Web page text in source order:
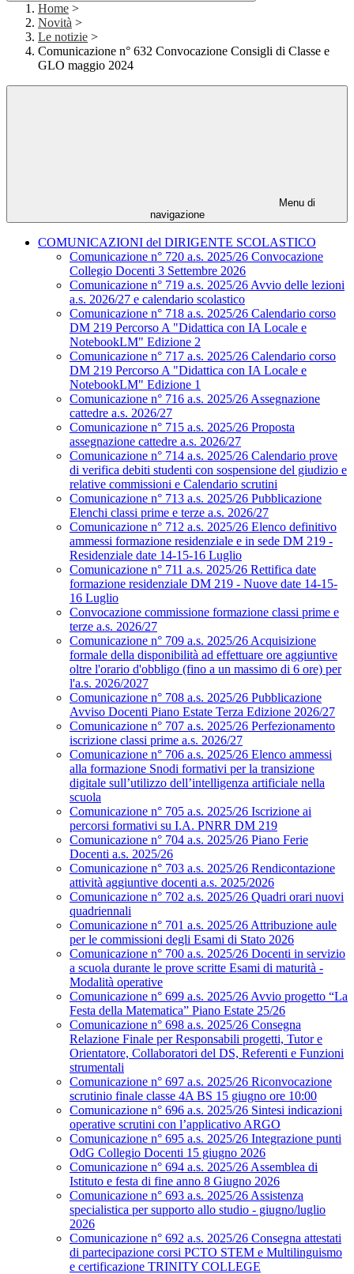
Home >
Novità >
Le notizie >
Comunicazione n° 632 Convocazione Consigli di Classe e
GLO maggio 2024
Menu di
navigazione
COMUNICAZIONI del DIRIGENTE SCOLASTICO
Comunicazione n° 720 a.s. 2025/26 Convocazione
Collegio Docenti 3 Settembre 2026
Comunicazione n° 719 a.s. 2025/26 Avvio delle lezioni
a.s. 2026/27 e calendario scolastico
Comunicazione n° 718 a.s. 2025/26 Calendario corso
DM 219 Percorso A "Didattica con IA Locale e
NotebookLM" Edizione 2
Comunicazione n° 717 a.s. 2025/26 Calendario corso
DM 219 Percorso A "Didattica con IA Locale e
NotebookLM" Edizione 1
Comunicazione n° 716 a.s. 2025/26 Assegnazione
cattedre a.s. 2026/27
Comunicazione n° 715 a.s. 2025/26 Proposta
assegnazione cattedre a.s. 2026/27
Comunicazione n° 714 a.s. 2025/26 Calendario prove
di verifica debiti studenti con sospensione del giudizio e
relative commissioni e Calendario scrutini
Comunicazione n° 713 a.s. 2025/26 Pubblicazione
Elenchi classi prime e terze a.s. 2026/27
Comunicazione n° 712 a.s. 2025/26 Elenco definitivo
ammessi formazione residenziale e in sede DM 219 -
Residenziale date 14-15-16 Luglio
Comunicazione n° 711 a.s. 2025/26 Rettifica date
formazione residenziale DM 219 - Nuove date 14-15-
16 Luglio
Convocazione commissione formazione classi prime e
terze a.s. 2026/27
Comunicazione n° 709 a.s. 2025/26 Acquisizione
formale della disponibilità ad effettuare ore aggiuntive
oltre l'orario d'obbligo (fino a un massimo di 6 ore) per
l'a.s. 2026/2027
Comunicazione n° 708 a.s. 2025/26 Pubblicazione
Avviso Docenti Piano Estate Terza Edizione 2026/27
Comunicazione n° 707 a.s. 2025/26 Perfezionamento
iscrizione classi prime a.s. 2026/27
Comunicazione n° 706 a.s. 2025/26 Elenco ammessi
alla formazione Snodi formativi per la transizione
digitale sull’utilizzo dell’intelligenza artificiale nella
scuola
Comunicazione n° 705 a.s. 2025/26 Iscrizione ai
percorsi formativi su I.A. PNRR DM 219
Comunicazione n° 704 a.s. 2025/26 Piano Ferie
Docenti a.s. 2025/26
Comunicazione n° 703 a.s. 2025/26 Rendicontazione
attività aggiuntive docenti a.s. 2025/2026
Comunicazione n° 702 a.s. 2025/26 Quadri orari nuovi
quadriennali
Comunicazione n° 701 a.s. 2025/26 Attribuzione aule
per le commissioni degli Esami di Stato 2026
Comunicazione n° 700 a.s. 2025/26 Docenti in servizio
a scuola durante le prove scritte Esami di maturità -
Modalità operative
Comunicazione n° 699 a.s. 2025/26 Avvio progetto “La
Festa della Matematica” Piano Estate 25/26
Comunicazione n° 698 a.s. 2025/26 Consegna
Relazione Finale per Responsabili progetti, Tutor e
Orientatore, Collaboratori del DS, Referenti e Funzioni
strumentali
Comunicazione n° 697 a.s. 2025/26 Riconvocazione
scrutinio finale classe 4A BS 15 giugno ore 10:00
Comunicazione n° 696 a.s. 2025/26 Sintesi indicazioni
operative scrutini con l’applicativo ARGO
Comunicazione n° 695 a.s. 2025/26 Integrazione punti
OdG Collegio Docenti 15 giugno 2026
Comunicazione n° 694 a.s. 2025/26 Assemblea di
Istituto e festa di fine anno 8 Giugno 2026
Comunicazione n° 693 a.s. 2025/26 Assistenza
specialistica per supporto allo studio - giugno/luglio
2026
Comunicazione n° 692 a.s. 2025/26 Consegna attestati
di partecipazione corsi PCTO STEM e Multilinguismo
e certificazione TRINITY COLLEGE